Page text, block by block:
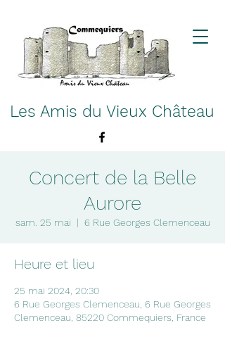
Les Amis du Vieux Château
Concert de la Belle
Aurore
sam. 25 mai
  |
6 Rue Georges Clemenceau
Heure et lieu
25 mai 2024, 20:30
6 Rue Georges Clemenceau, 6 Rue Georges
Clemenceau, 85220 Commequiers, France